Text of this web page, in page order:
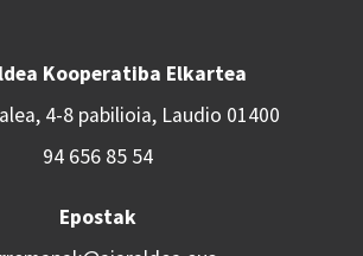
Kooperatiba Elkartea
4-8 pabilioia, Laudio 01400
94 656 85 54
Epostak